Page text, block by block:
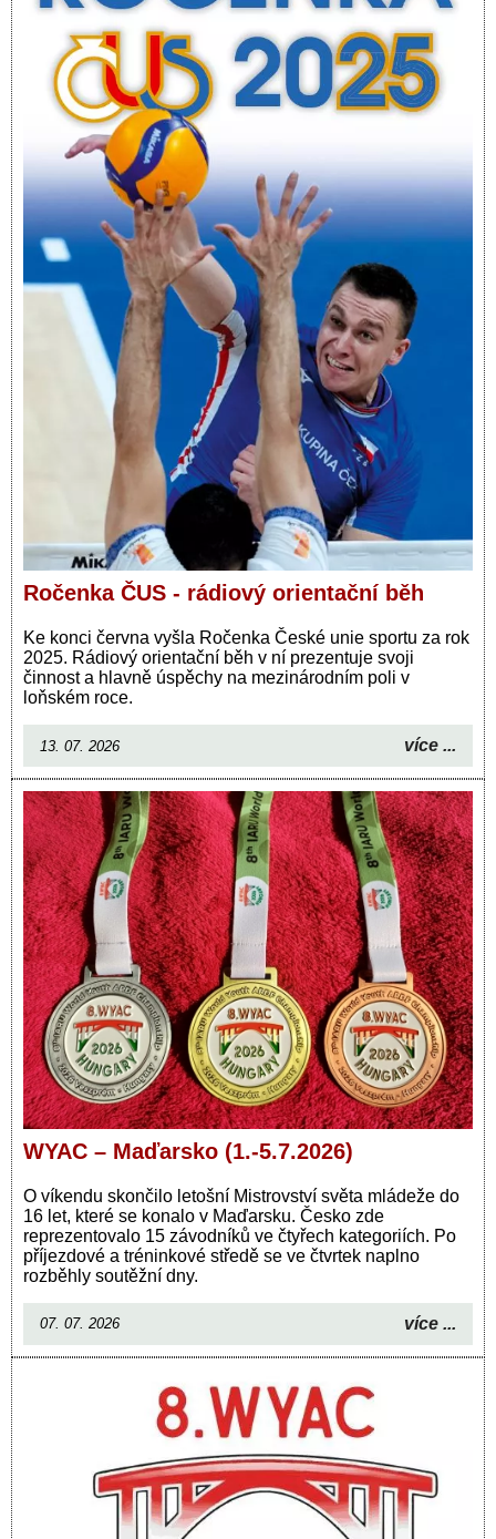
Ročenka ČUS - rádiový orientační běh
Ke konci června vyšla Ročenka České unie sportu za rok
2025. Rádiový orientační běh v ní prezentuje svoji
činnost a hlavně úspěchy na mezinárodním poli v
loňském roce.
13. 07. 2026 více ...
WYAC – Maďarsko (1.-5.7.2026)
O víkendu skončilo letošní Mistrovství světa mládeže do
16 let, které se konalo v Maďarsku. Česko zde
reprezentovalo 15 závodníků ve čtyřech kategoriích. Po
příjezdové a tréninkové středě se ve čtvrtek naplno
rozběhly soutěžní dny.
07. 07. 2026 více ...